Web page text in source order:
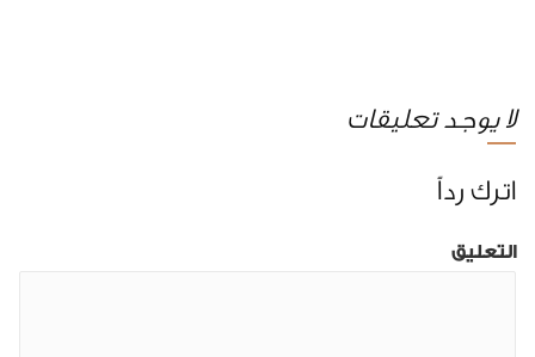
لا يوجد تعليقات
اترك رداً
التعليق